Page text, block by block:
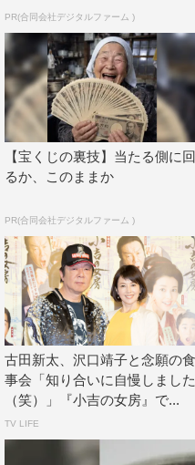
たのが、女衆である幸を後
時代、「商いの戦国時代
い、売っての幸せ」を追い
き合う。
小芝風花コメント
このたび、BS 時代劇『あ
方ありません。髙田郁さん
の脚本ということで、期
思います。時代劇で主演
で緊張していますが、気
す。12月からの放送、ど
制作統括・山本敏彦
髙田郁さんの人気時代小説
PR(合同会社デジタルファーム )
【宝くじの裏技】当たる側に回
るか、このままか
PR(合同会社デジタルファーム )
古田新太、沢口靖子と念願の食
事会「知り合いに自慢しました
（笑）」『小吉の女房』で...
TV LIFE